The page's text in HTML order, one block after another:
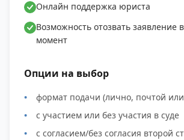
Онлайн поддержка юриста
Возможность отозвать заявление
момент
Опции на выбор
формат подачи (лично, почтой
с участием или без участия в суде
с согласием/без согласия второй